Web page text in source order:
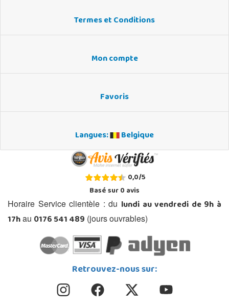
Termes et Conditions
Mon compte
Favoris
Langues: Belgique
0,0/5
Basé sur0avis
Horaire Service clientèle : du lundi au vendredi de 9h à
17hau 0176 541 489 (jours ouvrables)
Retrouvez-nous sur: